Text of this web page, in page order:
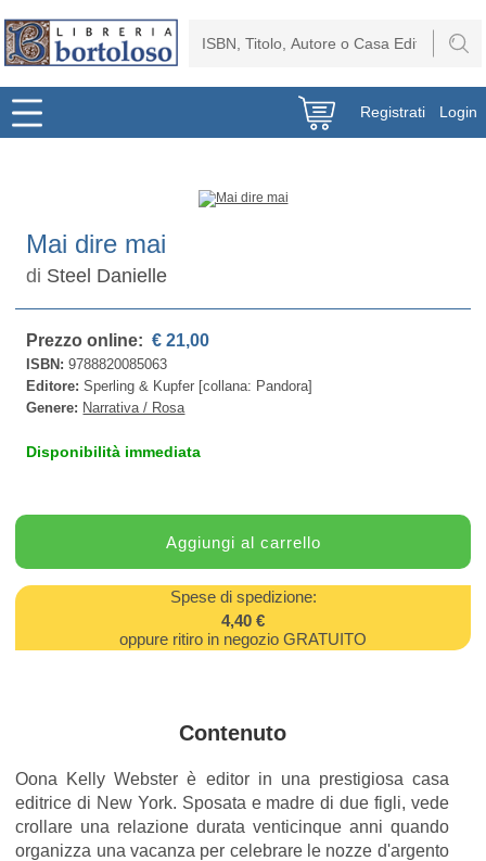
Registrati Login
Mai dire mai
di Steel Danielle
Prezzo online: € 21,00
ISBN:9788820085063
Editore:Sperling & Kupfer [collana: Pandora]
Genere: Narrativa / Rosa
Disponibilità immediata
Spese di spedizione:
4,40 €
oppure ritiro in negozio GRATUITO
Contenuto
Oona Kelly Webster è editor in una prestigiosa casa
editrice di New York. Sposata e madre di due figli, vede
crollare una relazione durata venticinque anni quando
organizza una vacanza per celebrare le nozze d'argento